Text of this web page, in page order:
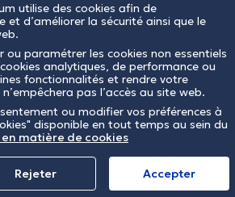
Bruges
Namur
Louvain
Mons
Aalst Flandre-Orientale
Nous révolutionnons la santé dans
utilise des cookies afin de
et d’améliorer la sécurité ainsi que le
ou paramétrer les cookies non essentiels
analytiques, de performance ou
fonctionnalités et rendre votre
pas l’accès au site web.
ou modifier vos préférences à
disponible en tout temps au sein du
matière de cookies
Rejeter Αccepter